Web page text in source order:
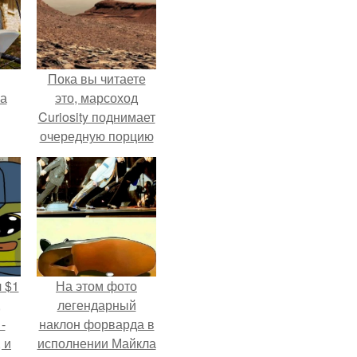
Пока вы читаете
это, марсоход
Curiosity поднимает
очередную порцию
красной пыли. 6.
и
На этом фото
легендарный
наклон форварда в
исполнении Майкла